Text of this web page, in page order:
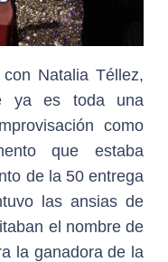
Natalia Téllez,
ya es toda una
como
que estaba
de la 50 entrega
las ansias de
el nombre de
la ganadora de la